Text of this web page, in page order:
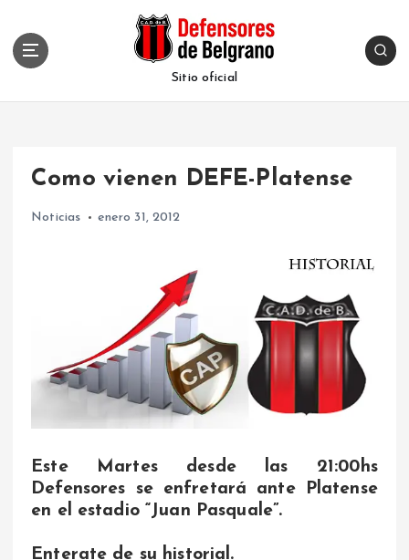
Sitio oficial
Como vienen DEFE-Platense
Noticias enero 31, 2012
Este Martes desde las 21:00hs
Defensores se enfretará ante Platense
en el estadio “Juan Pasquale”.
Enterate de su historial.